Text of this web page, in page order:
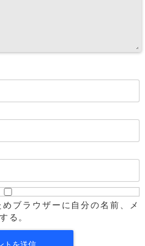
ブラウザーに自分の名前、メ
る。